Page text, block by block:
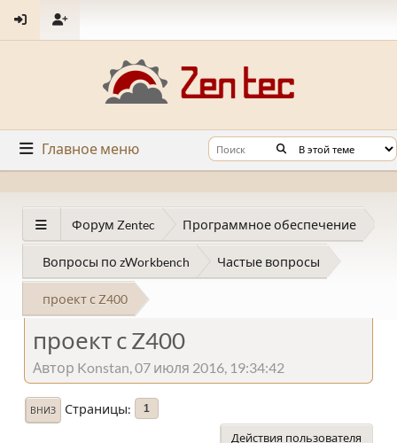
Главное меню
Форум Zentec Программное обеспечение
Вопросы по zWorkbench Частые вопросы
проект с Z400
проект с Z400
Автор Konstan, 07 июля 2016, 19:34:42
ВНИЗ Страницы 1
Действия пользователя